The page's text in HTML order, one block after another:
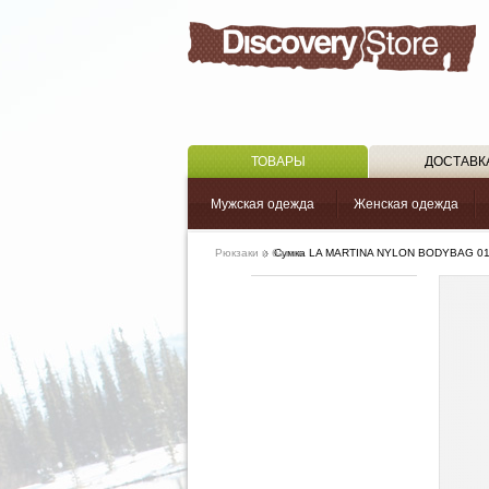
ТОВАРЫ
Мужская одежда Женская одежда
Рюкзаки и багажСумка LA MARTINA NYLON BODYBAG